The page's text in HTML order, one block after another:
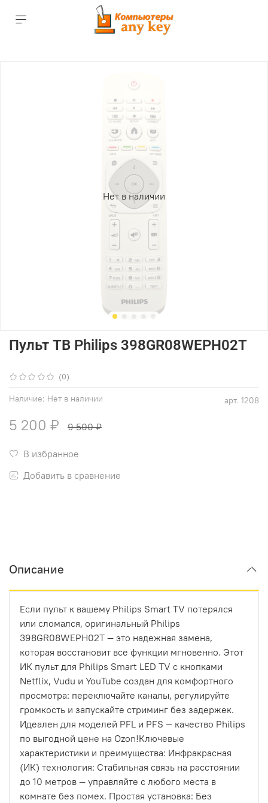
Нет в наличии
(0)
арт. 1208
Наличие: Нет в наличии
Пульт ТВ Philips 398GR08WEPH02T
5 200 ₽ 9 500 ₽
В избранное
Добавить в сравнение
Описание
Если пульт к вашему Philips Smart TV потерялся
или сломался, оригинальный Philips
398GR08WEPH02T — это надежная замена,
которая восстановит все функции мгновенно. Этот
ИК пульт для Philips Smart LED TV с кнопками
Netflix, Vudu и YouTube создан для комфортного
просмотра: переключайте каналы, регулируйте
громкость и запускайте стриминг без задержек.
Идеален для моделей PFL и PFS — качество Philips
по выгодной цене на Ozon!Ключевые
характеристики и преимущества: Инфракрасная
(ИК) технология: Стабильная связь на расстоянии
до 10 метров — управляйте с любого места в
комнате без помех. Простая установка: Без